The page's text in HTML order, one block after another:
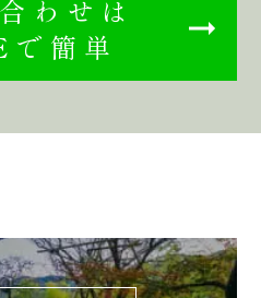
わせは
簡単